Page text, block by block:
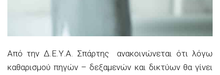
Από την Δ.Ε.Υ.Α. Σπάρτης ανακοινώνεται ότι λόγω
καθαρισμού πηγών – δεξαμενών και δικτύων θα γίνει